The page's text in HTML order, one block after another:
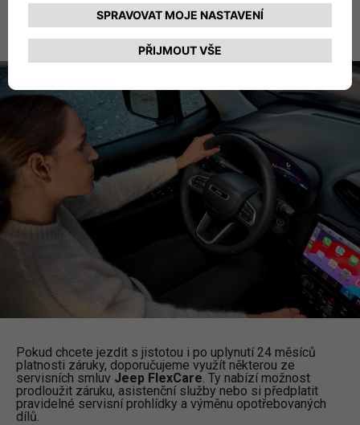
Pokud chcete jezdit s jistotou i po uplynutí 24 měsíců
platnosti záruky, doporučujeme využít některou ze
servisních smluv Jeep FlexCare . Ty nabízí možnost
prodloužit záruku, asistenční služby nebo si předplatit
pravidelné servisní prohlídky a výměnu opotřebovaných
dílů.